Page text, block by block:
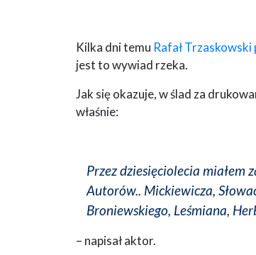
Kilka dni temu Rafał
jest to wywiad rzeka.
Jak się okazuje, w ślad za
właśnie:
Przez dziesięciolecia miałem
Autorów.. Mickiewicza,
Broniewskiego, Leśmiana,
– napisał aktor.